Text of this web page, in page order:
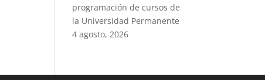
programación de cursos de
la Universidad Permanente
4 agosto, 2026